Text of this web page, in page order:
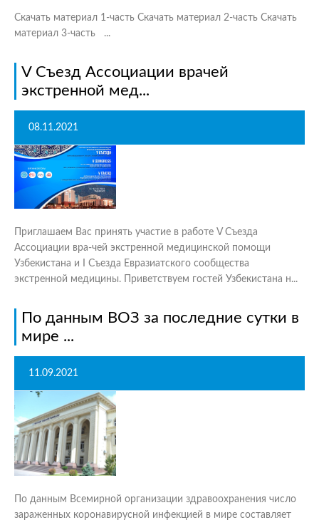
Скачать материал 1-часть Скачать материал 2-часть Скачать
материал 3-часть ...
V Съезд Ассоциации врачей
экстренной мед...
08.11.2021
Приглашаем Вас принять участие в работе V Съезда
Ассоциации вра-чей экстренной медицинской помощи
Узбекистана и I Съезда Евразиатского сообщества
экстренной медицины. Приветствуем гостей Узбекистана н...
По данным ВОЗ за последние сутки в
мире ...
11.09.2021
По данным Всемирной организации здравоохранения число
зараженных коронавирусной инфекцией в мире составляет